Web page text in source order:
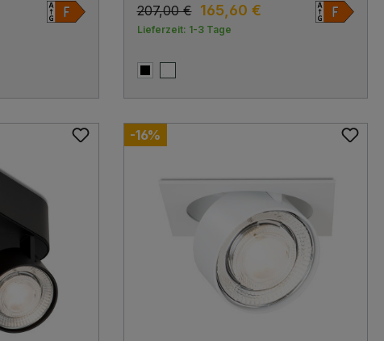
207,00 € 165,60 €
Lieferzeit: 1-3 Tage
Schwarz matt
Weiß matt
-16%